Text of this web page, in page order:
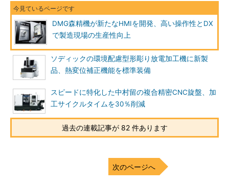
DMG森精機が新たなHMIを開発、高い操作性とDX
で製造現場の生産性向上
ソディックの環境配慮型形彫り放電加工機に新製
品、熱変位補正機能を標準装備
スピードに特化した中村留の複合精密CNC旋盤、加
工サイクルタイムを30％削減
過去の連載記事が 82 件あります
次のページへ